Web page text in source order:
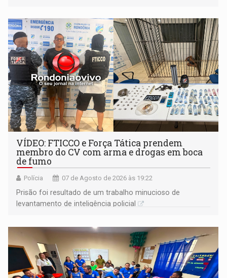
VÍDEO: FTICCO e Força Tática prendem
membro do CV com arma e drogas em boca
de fumo
Polícia 07 de Agosto de 2026 às 19:22
Prisão foi resultado de um trabalho minucioso de
levantamento de inteligência policial